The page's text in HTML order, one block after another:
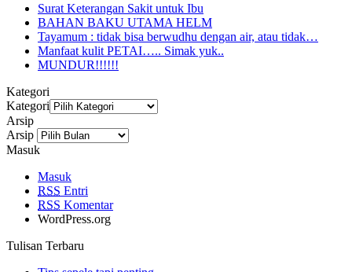
Surat Keterangan Sakit untuk Ibu
BAHAN BAKU UTAMA HELM
Tayamum : tidak bisa berwudhu dengan air, atau tidak…
Manfaat kulit PETAI….. Simak yuk..
MUNDUR!!!!!!
Kategori
Kategori
Arsip
Arsip
Masuk
Masuk
RSS Entri
RSS Komentar
WordPress.org
Tulisan Terbaru